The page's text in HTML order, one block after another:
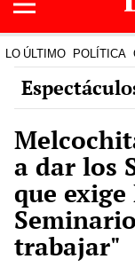
LO ÚLTIMO POLÍTICA
a dar los
que
trabajar"